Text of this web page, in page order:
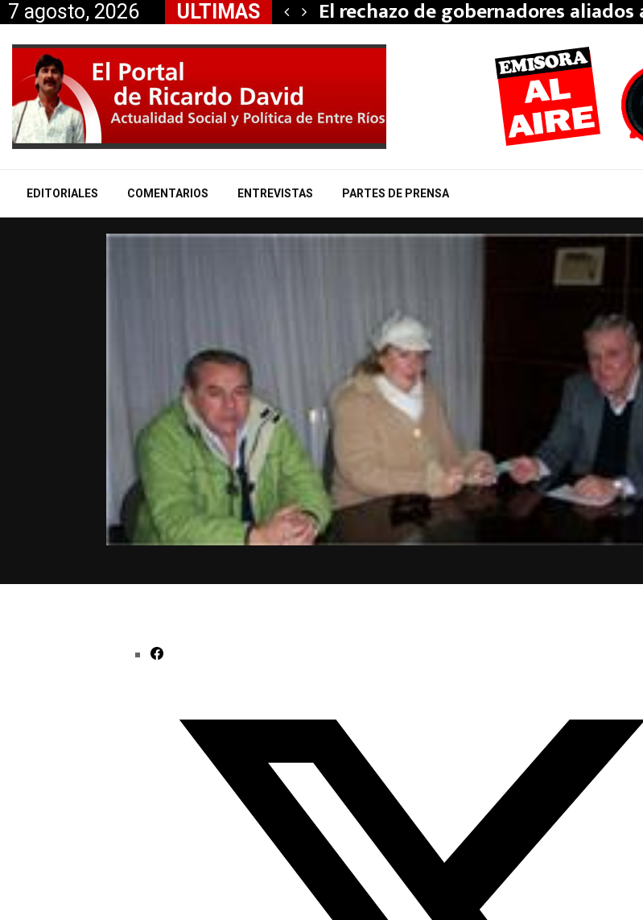
7 agosto, 2026 ULTIMAS El rechazo de gobernadores
EDITORIALES COMENTARIOS ENTREVISTAS PARTES DE PRENSA